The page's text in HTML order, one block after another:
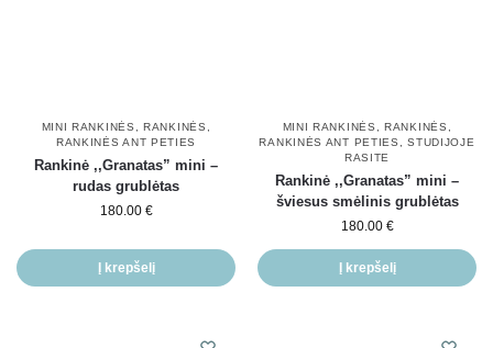
MINI RANKINĖS , RANKINĖS ,
RANKINĖS ANT PETIES
Rankinė ,,Granatas” mini –
rudas grublėtas
180.00 €
Į krepšelį
MINI RANKINĖS , RANKINĖS ,
RANKINĖS ANT PETIES ,STUDIJOJE
RASITE
Rankinė ,,Granatas” mini –
šviesus smėlinis grublėtas
180.00 €
Į krepšelį